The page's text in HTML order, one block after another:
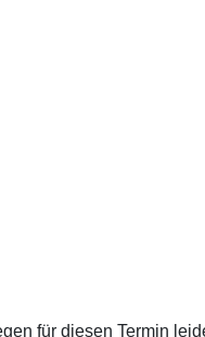
für diesen Termin